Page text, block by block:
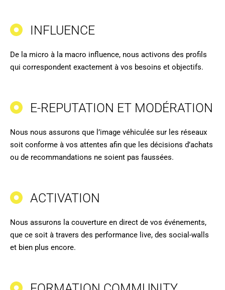
INFLUENCE
De la micro à la macro influence, nous activons des profils
qui correspondent exactement à vos besoins et objectifs.
E-REPUTATION ET MODÉRATION
Nous nous assurons que l’image véhiculée sur les réseaux
soit conforme à vos attentes afin que les décisions d’achats
ou de recommandations ne soient pas faussées.
ACTIVATION
Nous assurons la couverture en direct de vos événements,
que ce soit à travers des performance live, des social-walls
et bien plus encore.